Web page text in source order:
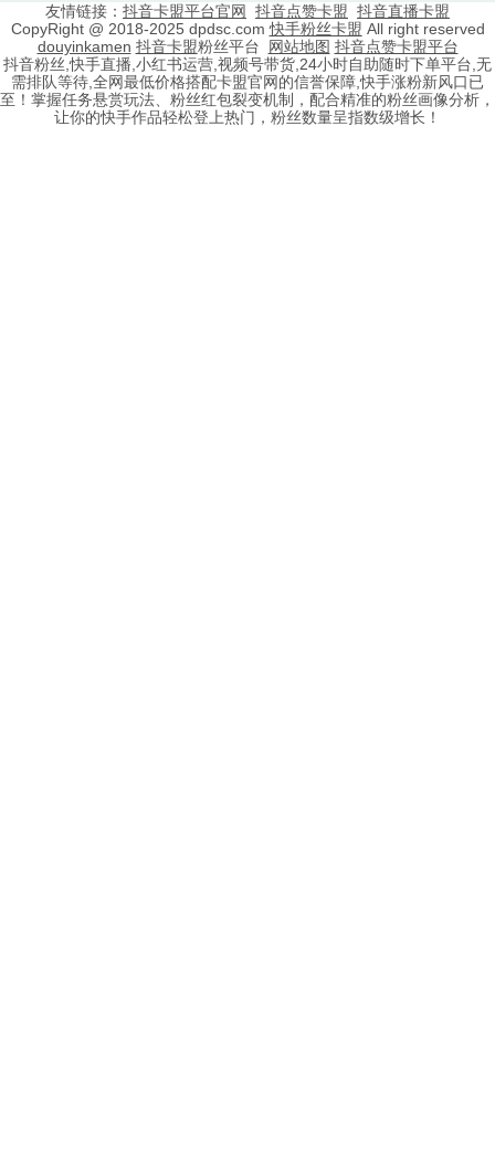
友情链接： 抖音卡盟平台官网 抖音点赞卡盟 抖音直播卡盟
CopyRight @ 2018-2025 dpdsc.com快手粉丝卡盟 All right reserved
douyinkamen 抖音卡盟粉丝平台 网站地图 抖音点赞卡盟平台
抖音粉丝,快手直播,小红书运营,视频号带货,24小时自助随时下单平台,无
需排队等待,全网最低价格搭配卡盟官网的信誉保障,快手涨粉新风口已
至！掌握任务悬赏玩法、粉丝红包裂变机制，配合精准的粉丝画像分析，
让你的快手作品轻松登上热门，粉丝数量呈指数级增长！